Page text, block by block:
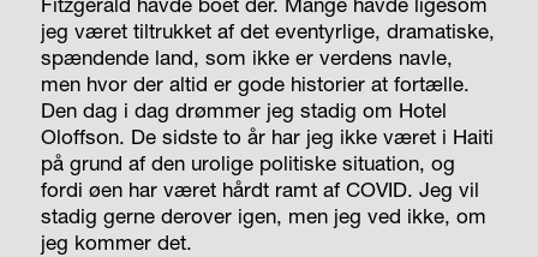
jeg været tiltrukket af det eventyrlige, dramatiske,
spændende land, som ikke er verdens navle,
men hvor der altid er gode historier at fortælle.
Den dag i dag drømmer jeg stadig om Hotel
Oloffson. De sidste to år har jeg ikke været i Haiti
på grund af den urolige politiske situation, og
fordi øen har været hårdt ramt af COVID. Jeg vil
stadig gerne derover igen, men jeg ved ikke, om
jeg kommer det.